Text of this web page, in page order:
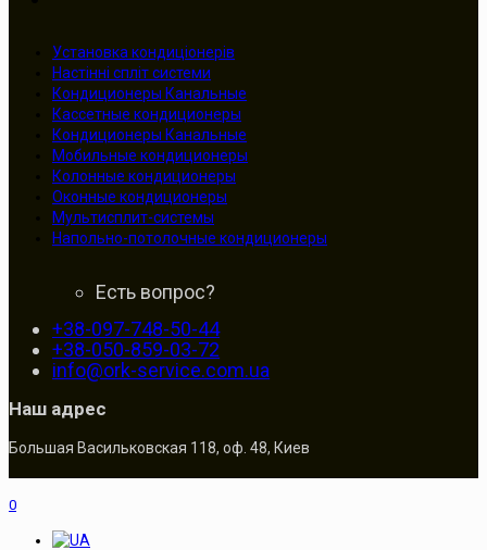
Установка кондиціонерів
Настінні спліт системи
Кондиционеры Канальные
Кассетные кондиционеры
Кондиционеры Канальные
Мобильные кондиционеры
Колонные кондиционеры
Оконные кондиционеры
Мультисплит-системы
Напольно-потолочные кондиционеры
Есть вопрос?
+38-097-748-50-44
+38-050-859-03-72
info@ork-service.com.ua
Наш адрес
Большая Васильковская 118, оф. 48, Киев
0